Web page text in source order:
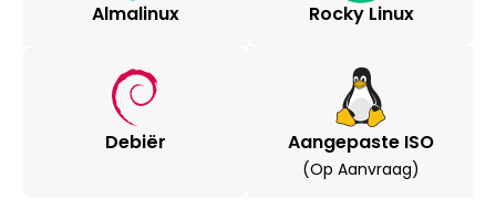
Almalinux Rocky Linux
Debiër Aangepaste ISO
(op Aanvraag)